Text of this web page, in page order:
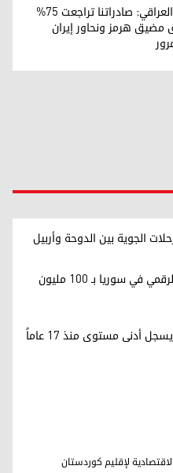
وزير النفط العراقي: صادراتنا تراجعت 75%
مضيق هرمز ونحاور إيران
الجوية بين الدوحة وأربيل
البنك الدولي يدعم التحوّل المالي الرقمي في سوريا بـ 100 مليون
روسيا.. تأسيس الشركات الجديدة يسجل أدنى مستوى منذ 17 عاماً
لإقليم كوردستان